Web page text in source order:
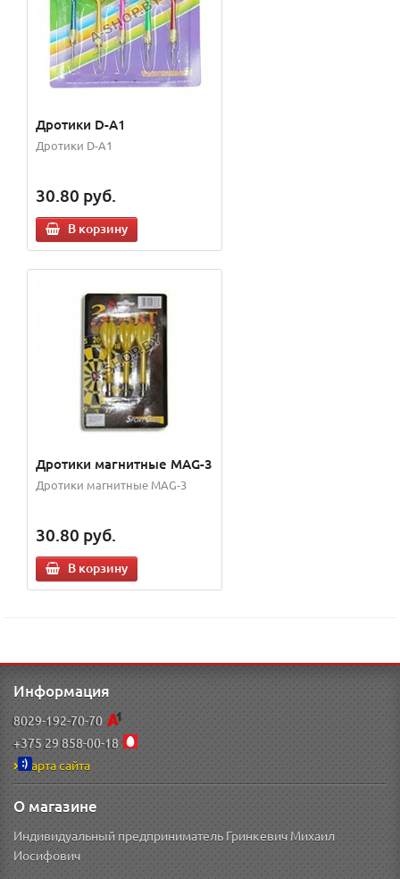
Дротики D-A1
Дротики D-A1
30.80 руб.
В корзину
Дротики магнитные MAG-3
Дротики магнитные MAG-3
30.80 руб.
В корзину
Информация
8029-192-70-70
+375 29 858-00-18
Карта сайта
О магазине
Индивидуальный предприниматель Гринкевич Михаил
Иосифович